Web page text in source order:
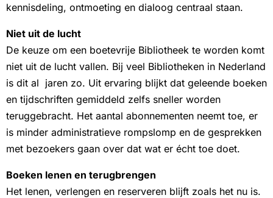
kennisdeling, ontmoeting en dialoog centraal staan.
Niet uit de lucht
De keuze om een boetevrije Bibliotheek te worden komt
niet uit de lucht vallen. Bij veel Bibliotheken in Nederland
is dit al jaren zo. Uit ervaring blijkt dat geleende boeken
en tijdschriften gemiddeld zelfs sneller worden
teruggebracht. Het aantal abonnementen neemt toe, er
is minder administratieve rompslomp en de gesprekken
met bezoekers gaan over dat wat er écht toe doet.
Boeken lenen en terugbrengen
Het lenen, verlengen en reserveren blijft zoals het nu is.